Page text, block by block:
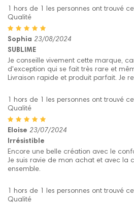
1 hors de 1 les personnes ont trouvé
Qualité
Sophia 23/08/2024
SUBLIME
Je conseille vivement cette marque,
d'exception qui se fait très rare et
Livraison rapide et produit parfait. Je
1 hors de 1 les personnes ont trouvé
Qualité
Eloise 23/07/2024
Irrésistible
Encore une belle création avec le
Je suis ravie de mon achat et avec la
ensemble.
1 hors de 1 les personnes ont trouvé
Qualité